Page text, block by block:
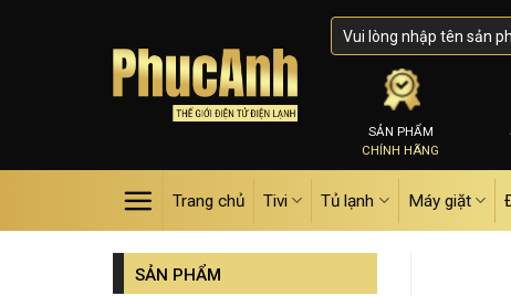
SẢN PHẨM
CHÍNH HÃNG
Trang chủ Tivi Tủ lạnh Máy giặt
SẢN PHẨM